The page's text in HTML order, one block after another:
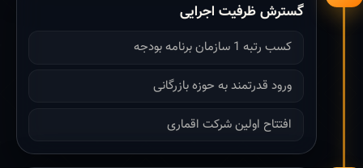
گسترش ظرفیت اجرایی
کسب رتبه 1 سازمان برنامه بودجه
ورود قدرتمند به حوزه بازرگانی
افتتاح اولین شرکت اقماری